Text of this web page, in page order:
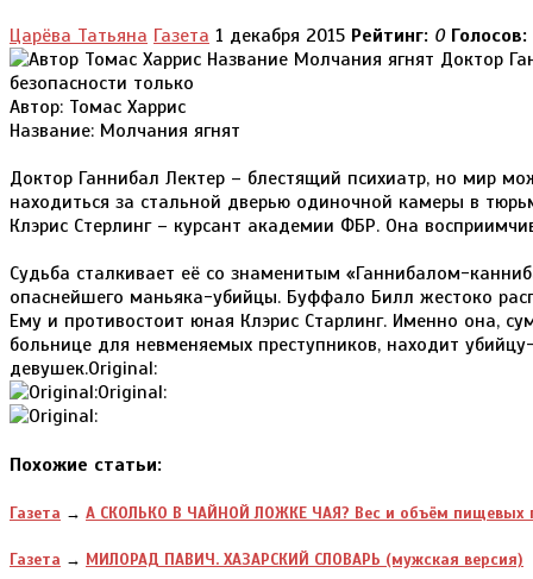
Царёва Татьяна Газета 1 декабря 2015 Рейтинг: 0 Голосов:
Автор: Томас Харрис
Название: Молчания ягнят
Доктор Ганнибал Лектер – блестящий психиатр, но мир
находиться за стальной дверью одиночной камеры в
Клэрис Стерлинг – курсант академии ФБР. Она
Судьба сталкивает её со знаменитым «Ганнибалом-
опаснейшего маньяка-убийцы. Буффало Билл жестоко
Ему и противостоит юная Клэрис Старлинг. Именно она,
больнице для невменяемых преступников, находит
девушек.Original:
Original:
Похожие статьи:
Газета → А СКОЛЬКО В ЧАЙНОЙ ЛОЖКЕ ЧАЯ? Вес и объём пищевых
Газета → МИЛОРАД ПАВИЧ. ХАЗАРСКИЙ СЛОВАРЬ (мужская версия)